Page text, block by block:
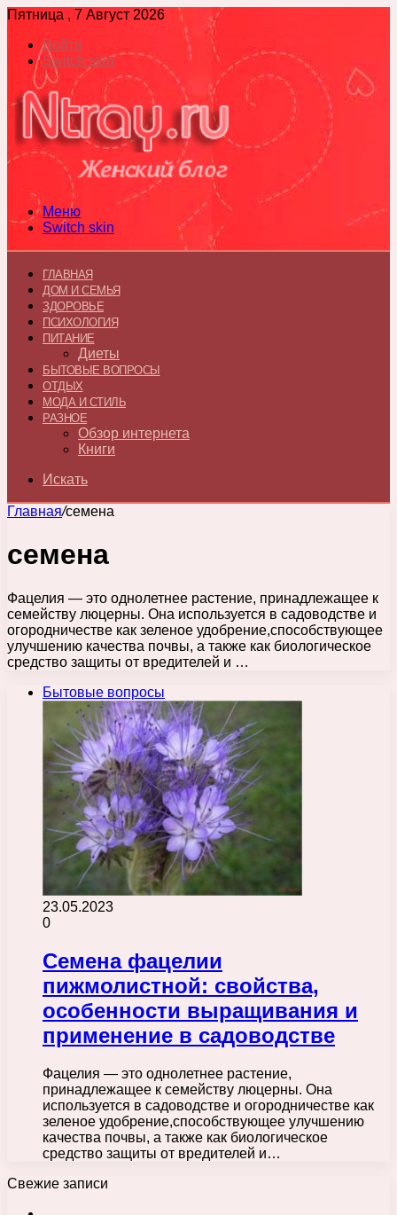
Пятница , 7 Август 2026
Войти
Switch skin
Меню
Switch skin
ГЛАВНАЯ
ДОМ И СЕМЬЯ
ЗДОРОВЬЕ
ПСИХОЛОГИЯ
ПИТАНИЕ
Диеты
БЫТОВЫЕ ВОПРОСЫ
ОТДЫХ
МОДА И СТИЛЬ
РАЗНОЕ
Обзор интернета
Книги
Искать
Главная/семена
семена
Фацелия — это однолетнее растение, принадлежащее к
семейству люцерны. Она используется в садоводстве и
огородничестве как зеленое удобрение,способствующее
улучшению качества почвы, а также как биологическое
средство защиты от вредителей и …
Бытовые вопросы
23.05.2023
0
Семена фацелии
пижмолистной: свойства,
особенности выращивания и
применение в садоводстве
Фацелия — это однолетнее растение,
принадлежащее к семейству люцерны. Она
используется в садоводстве и огородничестве как
зеленое удобрение,способствующее улучшению
качества почвы, а также как биологическое
средство защиты от вредителей и…
Свежие записи